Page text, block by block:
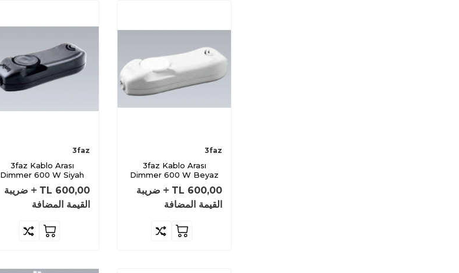
3faz
3faz Kablo Arası
Dimmer 600 W Beyaz
600,00
ضريبة
القيمة المضافة
3faz
3faz Kablo Arası
Dimmer 600 W Siyah
600,00
ضريبة
القيمة المضافة